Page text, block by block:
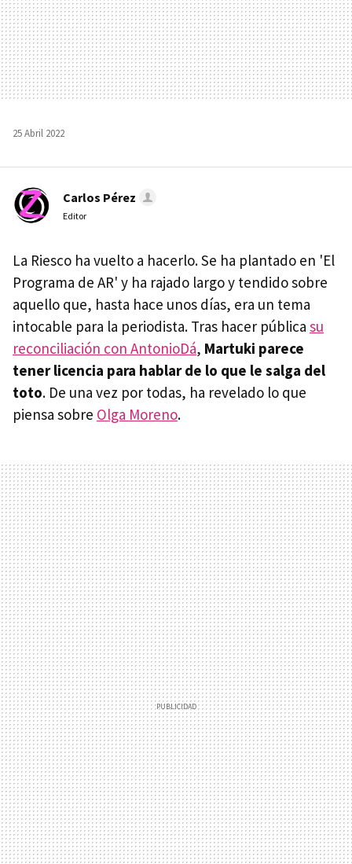
25 Abril 2022
Carlos Pérez
Editor
La Riesco ha vuelto a hacerlo. Se ha plantado en 'El
Programa de AR' y ha rajado largo y tendido sobre
aquello que, hasta hace unos días, era un tema
intocable para la periodista. Tras hacer pública su
reconciliación con AntonioDá, Martuki parece
tener licencia para hablar de lo que le salga del
toto. De una vez por todas, ha revelado lo que
piensa sobre Olga Moreno.